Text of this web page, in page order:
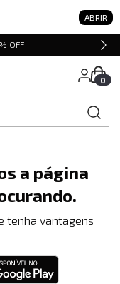
ABRIR
OFF
0
a página
tenha vantagens